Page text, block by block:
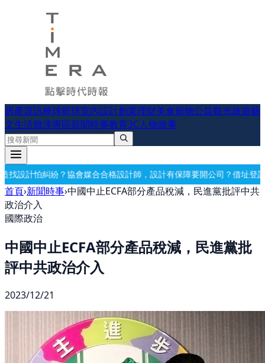
房產資訊棒球籃球室內設計創業理財美食寵物公益觀光旅遊藝
文生活旗津專區新聞時事教育3C人物故事
計師，設計有保障要開公司？借址登記・公司設立・工商登記一次辦
首頁›新聞時事›中國中止ECFA部分產品稅減，民進黨批評中共
政治介入
國際政治
中國中止ECFA部分產品稅減，民進黨批
評中共政治介入
2023/12/21